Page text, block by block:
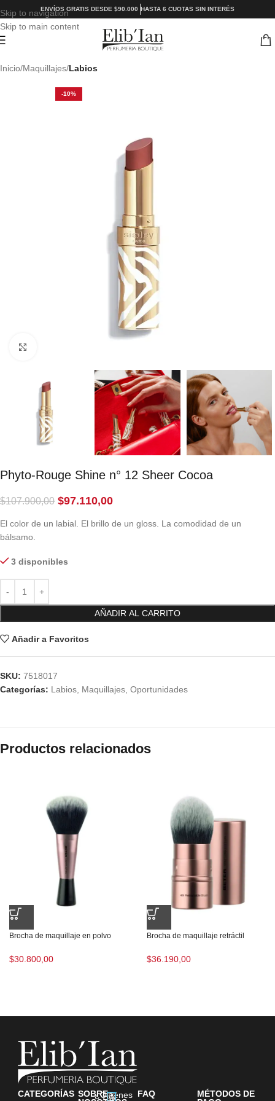
Skip to navigation
Skip to main content
ENVÍOS GRATIS DESDE $90.000 HASTA 6 CUOTAS SIN INTERÉS
Inicio Maquillajes Labios
-10%
Phyto-Rouge Shine n° 12 Sheer Cocoa
$107.900,00 $97.110,00
El color de un labial. El brillo de un gloss. La comodidad de un
bálsamo.
3 disponibles
AÑADIR AL CARRITO
Añadir a Favoritos
SKU: 7518017
Categorías: Labios, Maquillajes, Oportunidades
Productos relacionados
Brocha de maquillaje en polvo
$30.800,00
Brocha de maquillaje retráctil
$36.190,00
CATEGORÍAS SOBRE¿Quiénes FAQ
MÉTODOS DE